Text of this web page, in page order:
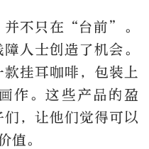
不只在“台前”。
人士创造了机会。
挂耳咖啡，包装上
作。这些产品的盈
，让他们觉得可以
值。